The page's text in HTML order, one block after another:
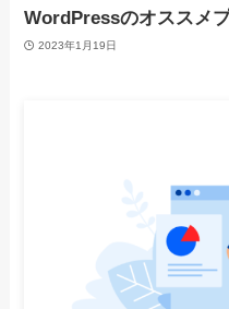
WordPressのオススメ
2023年1月19日